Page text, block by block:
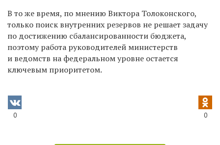
В то же время, по мнению Виктора Толоконского,
только поиск внутренних резервов не решает задачу
по достижению сбалансированности бюджета,
поэтому работа руководителей министерств
и ведомств на федеральном уровне остается
ключевым приоритетом.
0 0